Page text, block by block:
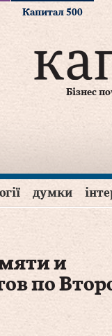
Капитал 500
Бізнес
думки
и
по